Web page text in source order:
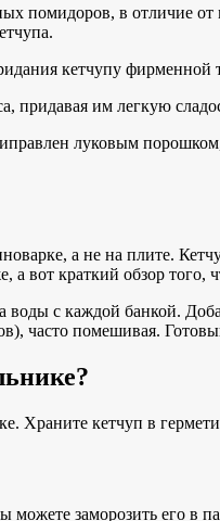
помидоров, в отличие
кетчупу фирменной
придавая им легкую
луковым
а не на плите.
краткий обзор того,
с каждой банкой.
часто помешивая.
Храните кетчуп в
заморозить его в